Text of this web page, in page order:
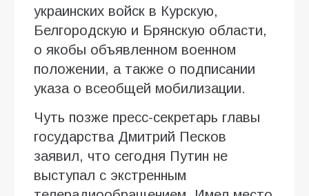
украинских войск в Курскую,
Белгородскую и Брянскую области,
о якобы объявленном военном
положении, а также о подписании
указа о всеобщей мобилизации.
Чуть позже пресс-секретарь главы
государства Дмитрий Песков
заявил, что сегодня Путин не
выступал с экстренным